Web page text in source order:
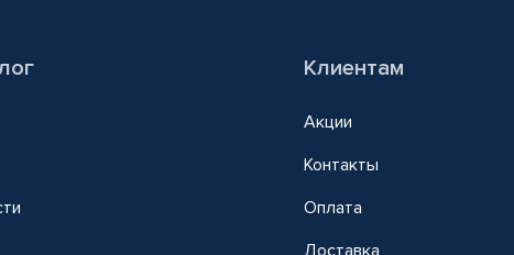
Клиентам
Акции
Контакты
Оплата
Доставка